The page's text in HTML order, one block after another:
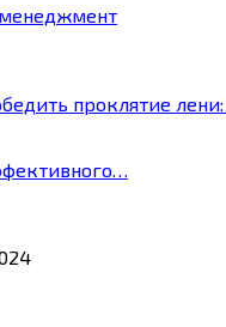
проклятие